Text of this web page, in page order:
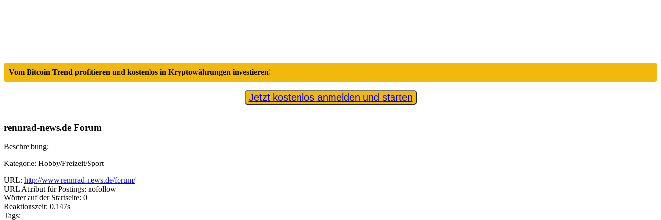
Vom Bitcoin Trend profitieren und kostenlos in Kryptowährungen investieren!
Jetzt kostenlos anmelden und starten
rennrad-news.de Forum
Beschreibung:
Kategorie: Hobby/Freizeit/Sport
URL: http://www.rennrad-news.de/forum/
URL Attribut für Postings: nofollow
Wörter auf der Startseite: 0
Reaktionszeit: 0.147s
Tags: